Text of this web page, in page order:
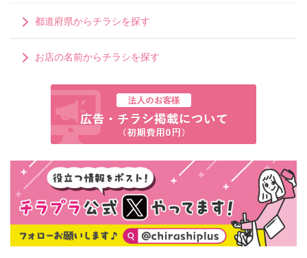
都道府県からチラシを探す
お店の名前からチラシを探す